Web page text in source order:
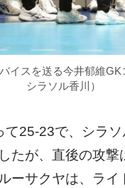
イスを送る今井郁維
シラソル香川）
て25-23で、シラ
たが、直後の攻撃
ーサクヤは、ライ